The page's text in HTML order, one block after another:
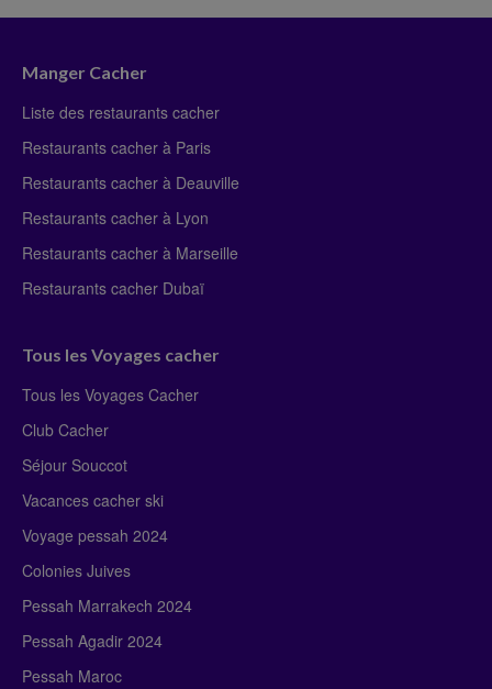
Manger Cacher
Liste des restaurants cacher
Restaurants cacher à Paris
Restaurants cacher à Deauville
Restaurants cacher à Lyon
Restaurants cacher à Marseille
Restaurants cacher Dubaï
Tous les Voyages cacher
Tous les Voyages Cacher
Club Cacher
Séjour Souccot
Vacances cacher ski
Voyage pessah 2024
Colonies Juives
Pessah Marrakech 2024
Pessah Agadir 2024
Pessah Maroc